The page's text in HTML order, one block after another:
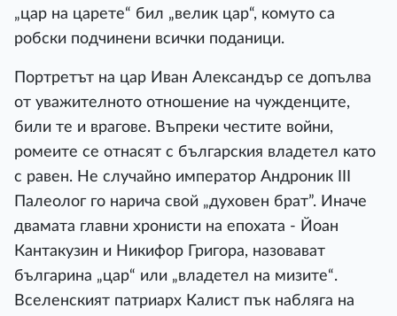
„цар на царете“ бил „велик цар“, комуто са
робски подчинени всички поданици.
Портретът на цар Иван Александър се допълва
от уважителното отношение на чужденците,
били те и врагове. Въпреки честите войни,
ромеите се отнасят с българския владетел като
с равен. Не случайно император Андроник ІІІ
Палеолог го нарича свой „духовен брат”. Иначе
двамата главни хронисти на епохата - Йоан
Кантакузин и Никифор Григора, назовават
българина „цар“ или „владетел на мизите“.
Вселенският патриарх Калист пък набляга на